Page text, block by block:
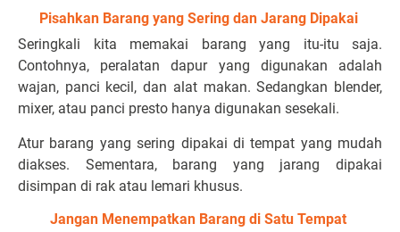
Pisahkan Barang yang Sering dan Jarang Dipakai
Seringkali kita memakai barang yang itu-itu saja.
Contohnya, peralatan dapur yang digunakan adalah
wajan, panci kecil, dan alat makan. Sedangkan blender,
mixer, atau panci presto hanya digunakan sesekali.
Atur barang yang sering dipakai di tempat yang mudah
diakses. Sementara, barang yang jarang dipakai
disimpan di rak atau lemari khusus.
Jangan Menempatkan Barang di Satu Tempat